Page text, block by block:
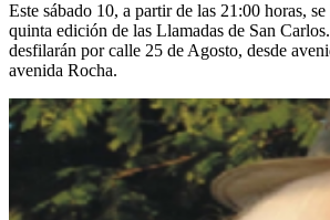
Este sábado 10, a partir de las 21:00 horas,
quinta edición de las Llamadas de San
desfilarán por calle 25 de Agosto, desde
avenida Rocha.